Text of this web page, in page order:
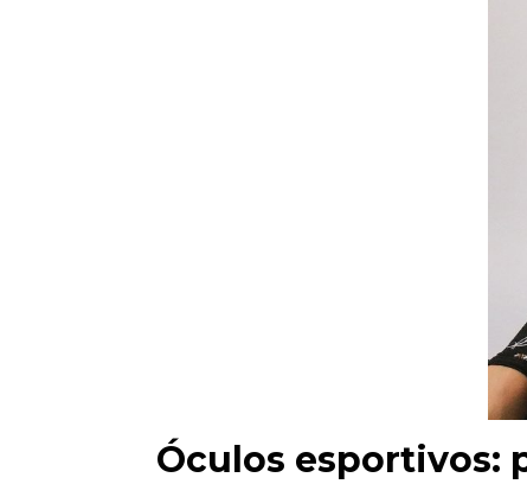
Óculos esportivos: